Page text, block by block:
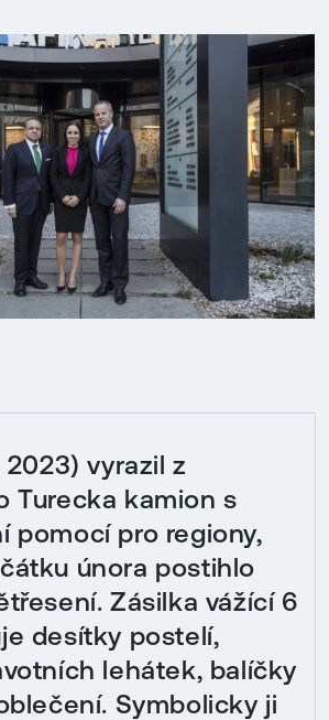
2023) vyrazil z
Turecka kamion s
pomocí pro regiony,
února postihlo
Zásilka vážící 6
desítky postelí,
lehátek, balíčky
Symbolicky ji